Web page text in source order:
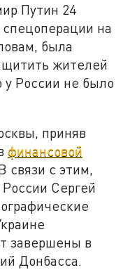
Путин 24
на
была
жителей
у России не было
приняв
финансовой
связи с этим,
Сергей
завершены в
Донбасса.